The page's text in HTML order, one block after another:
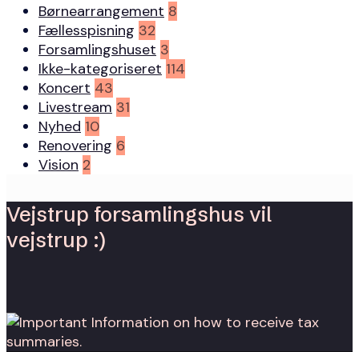
Børnearrangement 8
Fællesspisning 32
Forsamlingshuset 3
Ikke-kategoriseret 114
Koncert 43
Livestream 31
Nyhed 10
Renovering 6
Vision 2
Vejstrup forsamlingshus vil
vejstrup :)